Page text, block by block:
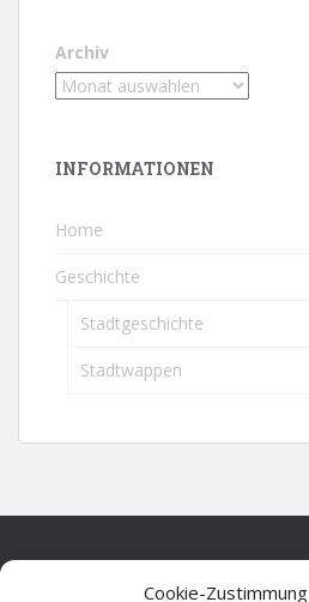
Cookie-Zustimmung
Archiv
INFORMATIONEN
Home
Geschichte
Stadtgeschichte
Stadtwappen